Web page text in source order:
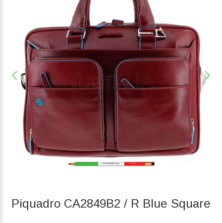
Piquadro CA2849B2 / R Blue Square